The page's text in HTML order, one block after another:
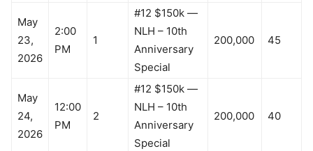
May
23,
2026
2:00
PM
1
#12 $150k —
NLH – 10th
Anniversary
Special
200,000 45
May
24,
2026
12:00
PM
2
#12 $150k —
NLH – 10th
Anniversary
Special
200,000 40